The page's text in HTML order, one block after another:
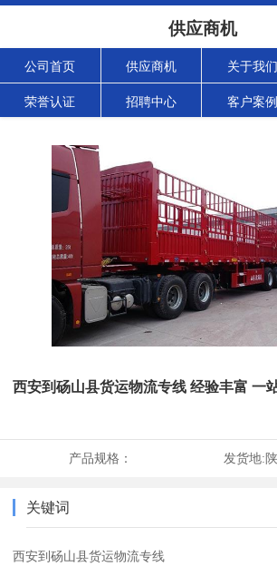
供应商机
公司首页 供应商机 关于我们
荣誉认证 招聘中心 客户案例
西安到砀山县货运物流专线 经验丰富 一
产品规格： 发货地:
关键词
西安到砀山县货运物流专线